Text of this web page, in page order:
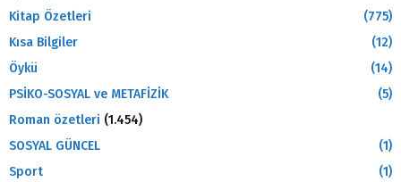
Kitap Özetleri
(775)
Kısa Bilgiler
(12)
Öykü
(14)
PSİKO-SOSYAL ve METAFİZİK
(5)
Roman özetleri (1.454)
SOSYAL GÜNCEL
(1)
Sport
(1)